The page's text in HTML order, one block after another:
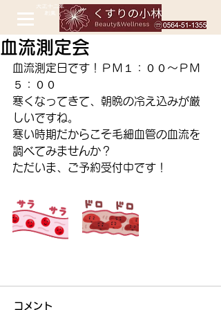
血流測定会
血流測定日です！ＰＭ１：００～ＰＭ
５：００
寒くなってきて、朝晩の冷え込みが厳
しいですね。
寒い時期だからこそ毛細血管の血流を
調べてみませんか？
ただいま、ご予約受付中です！
コメント